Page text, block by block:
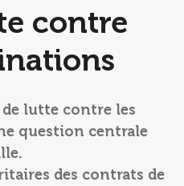
contre
lutte contre les
question centrale
des contrats de